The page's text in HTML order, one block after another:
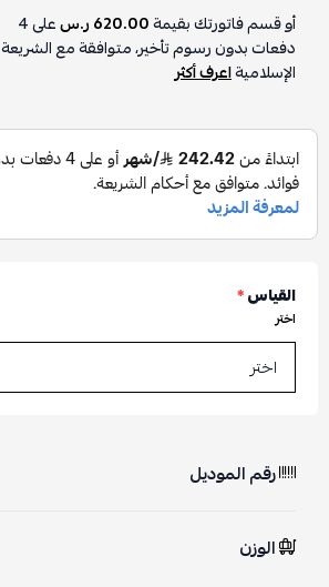
أو قسم فاتورتك بقيمة620.00 ر.س على4
دفعات بدون رسوم تأخير، متوافقة مع الشريعة
الإسلاميةاعرف أكثر
القياس*
اختر
رقم الموديل
الوزن